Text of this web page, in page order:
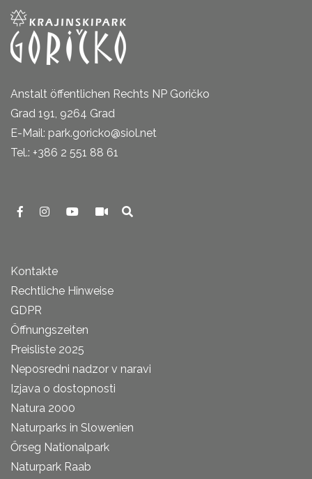
Anstalt öffentlichen Rechts NP Goričko
Grad 191, 9264 Grad
E-Mail: park.goricko@siol.net
Tel.: +386 2 551 88 61
Kontakte
Rechtliche Hinweise
GDPR
Öffnungszeiten
Preisliste 2025
Neposredni nadzor v naravi
Izjava o dostopnosti
Natura 2000
Naturparks in Slowenien
Őrseg Nationalpark
Naturpark Raab